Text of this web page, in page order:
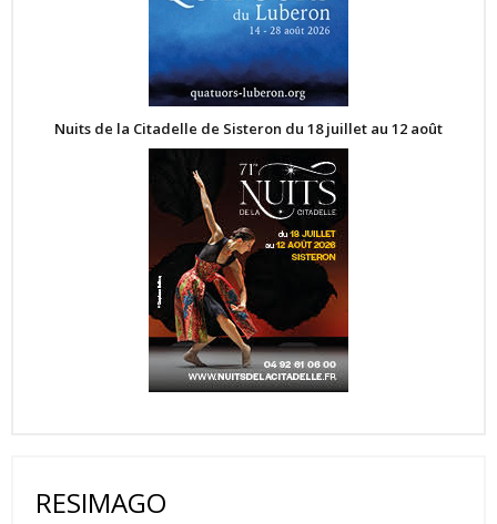
Nuits de la Citadelle de Sisteron du 18 juillet au 12 août
RESIMAGO